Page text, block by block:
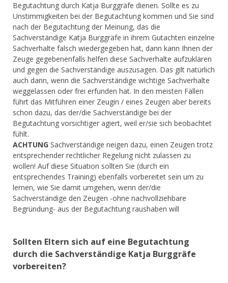
Begutachtung durch Katja Burggräfe dienen. Sollte es zu
Unstimmigkeiten bei der Begutachtung kommen und Sie sind
nach der Begutachtung der Meinung, das die
Sachverständige Katja Burggräfe in ihrem Gutachten einzelne
Sachverhalte falsch wiedergegeben hat, dann kann Ihnen der
Zeuge gegebenenfalls helfen diese Sachverhalte aufzuklären
und gegen die Sachverständige auszusagen. Das gilt natürlich
auch dann, wenn die Sachverständige wichtige Sachverhalte
weggelassen oder frei erfunden hat. In den meisten Fällen
führt das Mitführen einer Zeugin / eines Zeugen aber bereits
schon dazu, das der/die Sachverständige bei der
Begutachtung vorsichtiger agiert, weil er/sie sich beobachtet
fühlt.
ACHTUNG Sachverständige neigen dazu, einen Zeugen trotz
entsprechender rechtlicher Regelung nicht zulassen zu
wollen! Auf diese Situation sollten Sie (durch ein
entsprechendes Training) ebenfalls vorbereitet sein um zu
lernen, wie Sie damit umgehen, wenn der/die
Sachverständige den Zeugen -ohne nachvollziehbare
Begründung- aus der Begutachtung raushaben will
Sollten Eltern sich auf eine Begutachtung
durch die Sachverständige Katja Burggräfe
vorbereiten?